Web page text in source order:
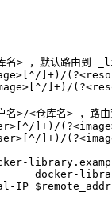
名> ，默认路由
]+)/
]+)/
名>/<仓库名> ，
]+)/
]+)/
docker-
IP $remote_addr